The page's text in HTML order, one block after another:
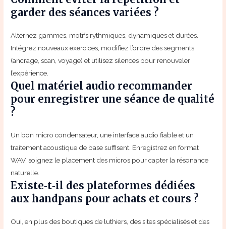
garder des séances variées ?
Alternez gammes, motifs rythmiques, dynamiques et durées.
Intégrez nouveaux exercices, modifiez l’ordre des segments
(ancrage, scan, voyage) et utilisez silences pour renouveler
l’expérience.
Quel matériel audio recommander
pour enregistrer une séance de qualité
?
Un bon micro condensateur, une interface audio fiable et un
traitement acoustique de base suffisent. Enregistrez en format
WAV, soignez le placement des micros pour capter la résonance
naturelle.
Existe‑t‑il des plateformes dédiées
aux handpans pour achats et cours ?
Oui, en plus des boutiques de luthiers, des sites spécialisés et des